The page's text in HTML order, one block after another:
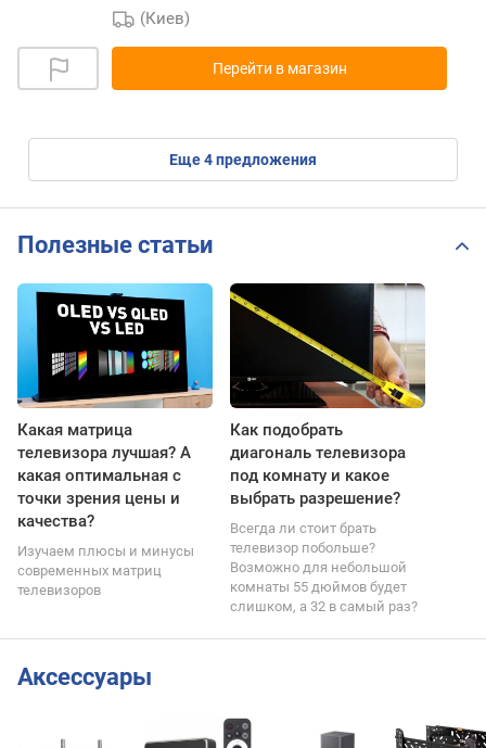
(Киев)
Перейти в магазин
eще4предложения
Полезные статьи
Какая матрица
телевизора лучшая? А
какая оптимальная с
точки зрения цены и
качества?
Изучаем плюсы и минусы
современных матриц
телевизоров
Как подобрать
диагональ телевизора
под комнату и какое
выбрать разрешение?
Всегда ли стоит брать
телевизор побольше?
Возможно для небольшой
комнаты 55 дюймов будет
слишком, а 32 в самый раз?
Аксессуары